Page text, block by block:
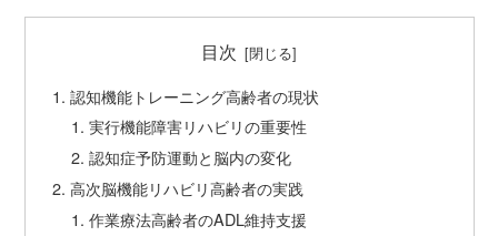
目次
認知機能トレーニング高齢者の現状
実行機能障害リハビリの重要性
認知症予防運動と脳内の変化
高次脳機能リハビリ高齢者の実践
作業療法高齢者のADL維持支援